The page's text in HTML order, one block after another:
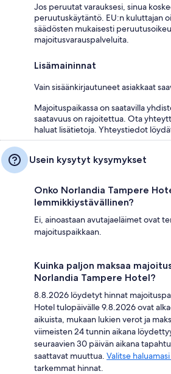
Jos peruutat varauksesi, sinua
peruutuskäytäntö. EU:n kuluttajan
säädösten mukaisesti
majoitusvarauspalveluita.
Lisämaininnat
Vain sisäänkirjautuneet asiakkaat
Majoituspaikassa on saatavilla
saatavuus on rajoitettua. Ota
haluat lisätietoja. Yhteystiedot
Usein kysytyt kysymykset
Onko Norlandia Tampere
lemmikkiystävällinen?
Ei, ainoastaan avutajaeläimet ovat
majoituspaikkaan.
Kuinka paljon maksaa
Norlandia Tampere Hotel?
8.8.2026 löydetyt hinnat
Hotel tulopäivälle 9.8.2026 ovat
aikuista, mukaan lukien verot ja
viimeisten 24 tunnin aikana
seuraavien 30 päivän aikana
saattavat muuttua. Valitse
tarkemmat hinnat.